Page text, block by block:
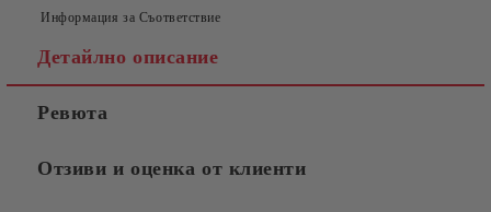
Информация за Съответствие
Детайлно описание
Ревюта
Отзиви и оценка от клиенти